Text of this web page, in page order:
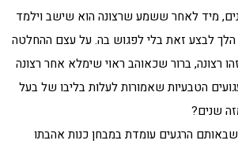
מיד לאחר ששמע שרצונה הוא שישב וילמד
הלך לבצע זאת בלי לפגוש בה. על עצם ההחלטה
רצונה, ברור שכאוהב ראוי שימלא אחר רצונה
הטבעיות שאמורות לעלות בליבו של בעל
שנים?
הרגעים עומדת במבחן כנות אהבתו